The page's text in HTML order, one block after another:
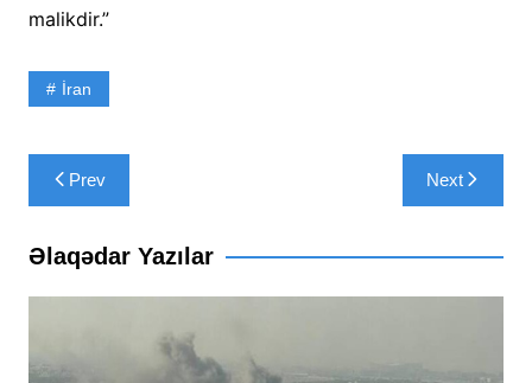
malikdir.”
İran
Yazı
naviqasiyası
Prev Next
Əlaqədar Yazılar